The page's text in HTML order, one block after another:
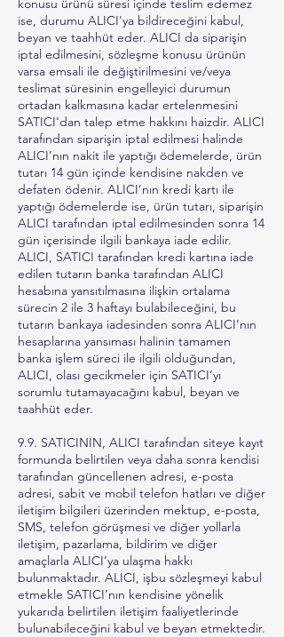
konusu ürünü süresi içinde teslim edemez
ise, durumu ALICI'ya bildireceğini kabul,
beyan ve taahhüt eder. ALICI da siparişin
iptal edilmesini, sözleşme konusu ürünün
varsa emsali ile değiştirilmesini ve/veya
teslimat süresinin engelleyici durumun
ortadan kalkmasına kadar ertelenmesini
SATICI’dan talep etme hakkını haizdir. ALICI
tarafından siparişin iptal edilmesi halinde
ALICI’nın nakit ile yaptığı ödemelerde, ürün
tutarı 14 gün içinde kendisine nakden ve
defaten ödenir. ALICI’nın kredi kartı ile
yaptığı ödemelerde ise, ürün tutarı, siparişin
ALICI tarafından iptal edilmesinden sonra 14
gün içerisinde ilgili bankaya iade edilir.
ALICI, SATICI tarafından kredi kartına iade
edilen tutarın banka tarafından ALICI
hesabına yansıtılmasına ilişkin ortalama
sürecin 2 ile 3 haftayı bulabileceğini, bu
tutarın bankaya iadesinden sonra ALICI’nın
hesaplarına yansıması halinin tamamen
banka işlem süreci ile ilgili olduğundan,
ALICI, olası gecikmeler için SATICI’yı
sorumlu tutamayacağını kabul, beyan ve
taahhüt eder.
9.9. SATICININ, ALICI tarafından siteye kayıt
formunda belirtilen veya daha sonra kendisi
tarafından güncellenen adresi, e-posta
adresi, sabit ve mobil telefon hatları ve diğer
iletişim bilgileri üzerinden mektup, e-posta,
SMS, telefon görüşmesi ve diğer yollarla
iletişim, pazarlama, bildirim ve diğer
amaçlarla ALICI’ya ulaşma hakkı
bulunmaktadır. ALICI, işbu sözleşmeyi kabul
etmekle SATICI’nın kendisine yönelik
yukarıda belirtilen iletişim faaliyetlerinde
bulunabileceğini kabul ve beyan etmektedir.